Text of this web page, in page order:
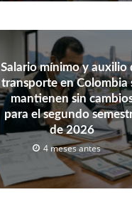
Salario mínimo y auxilio
transporte en Colombia
mantienen sin
para el segundo
de 2026
4 meses antes